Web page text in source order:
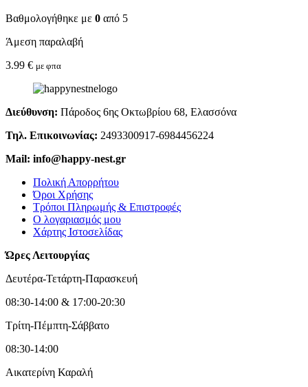
Βαθμολογήθηκε με 0 από 5
Άμεση παραλαβή
3.99 € με φπα
Διεύθυνση: Πάροδος 6ης Οκτωβρίου 68, Ελασσόνα
Τηλ. Επικοινωνίας: 2493300917-6984456224
Mail: info@happy-nest.gr
Πολική Απορρήτου
Όροι Χρήσης
Τρόποι Πληρωμής & Επιστροφές
Ο λογαριασμός μου
Χάρτης Ιστοσελίδας
Ώρες Λειτουργίας
Δευτέρα-Τετάρτη-Παρασκευή
08:30-14:00 & 17:00-20:30
Τρίτη-Πέμπτη-Σάββατο
08:30-14:00
Αικατερίνη Καραλή